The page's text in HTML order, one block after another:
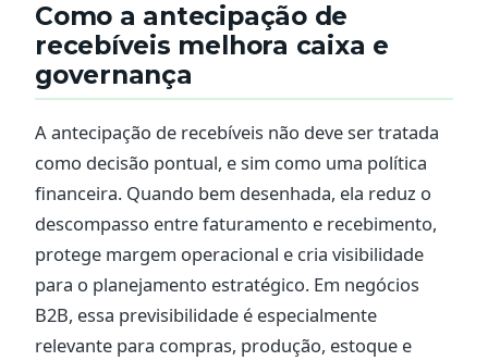
Como a antecipação de
recebíveis melhora caixa e
governança
A antecipação de recebíveis não deve ser tratada
como decisão pontual, e sim como uma política
financeira. Quando bem desenhada, ela reduz o
descompasso entre faturamento e recebimento,
protege margem operacional e cria visibilidade
para o planejamento estratégico. Em negócios
B2B, essa previsibilidade é especialmente
relevante para compras, produção, estoque e